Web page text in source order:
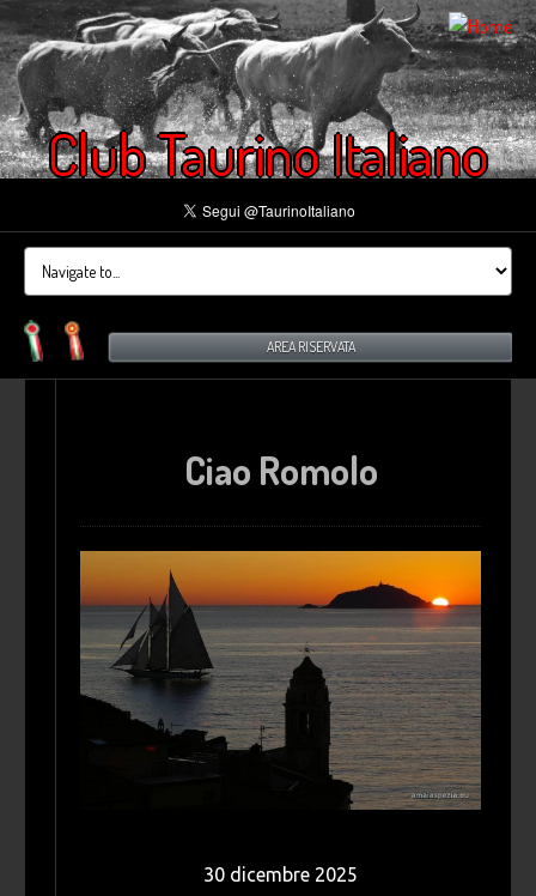
Club Taurino Italiano
AREA RISERVATA
Ciao Romolo
30 dicembre 2025